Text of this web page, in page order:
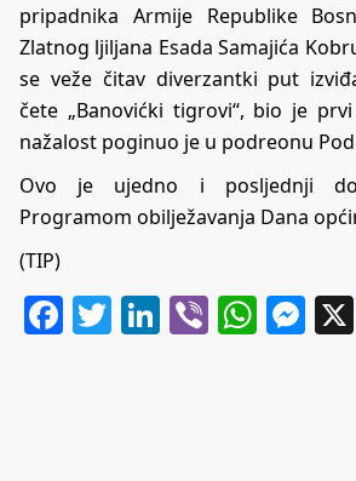
pripadnika Armije Republike
Zlatnog ljiljana Esada Samajića
se veže čitav diverzantki put
čete „Banovićki tigrovi“, bio je
nažalost poginuo je u podreonu
Ovo je ujedno i posljednji
Programom obilježavanja Dana
(TIP)
Facebook
Twitter
LinkedIn
Viber